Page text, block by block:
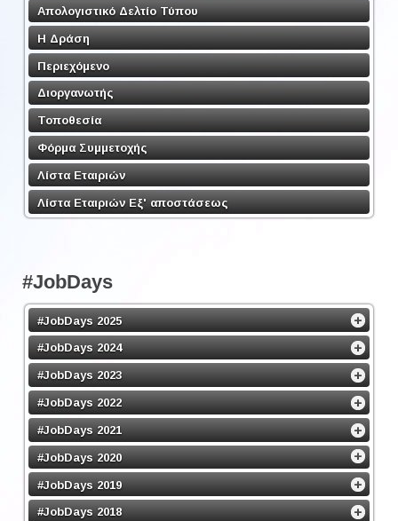
Απολογιστικό Δελτίο Τύπου
Η Δράση
Περιεχόμενο
Διοργανωτής
Τοποθεσία
Φόρμα Συμμετοχής
Λίστα Εταιριών
Λίστα Εταιριών Εξ' αποστάσεως
#JobDays
#JobDays 2025
#JobDays 2024
#JobDays 2023
#JobDays 2022
#JobDays 2021
#JobDays 2020
#JobDays 2019
#JobDays 2018